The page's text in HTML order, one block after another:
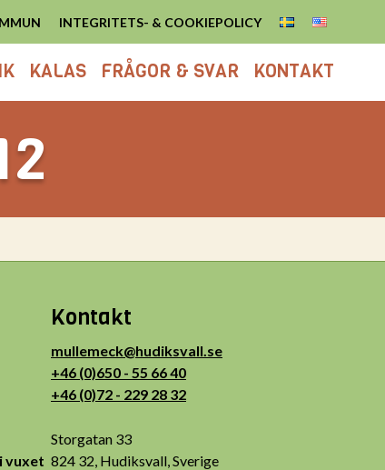
INTEGRITETS- & COOKIEPOLICY
KALAS FRÅGOR & SVAR KONTAKT
vuxet
Kontakt
mullemeck@hudiksvall.se
+46 (0)650 - 55 66 40
+46 (0)72 - 229 28 32
Storgatan 33
824 32, Hudiksvall, Sverige